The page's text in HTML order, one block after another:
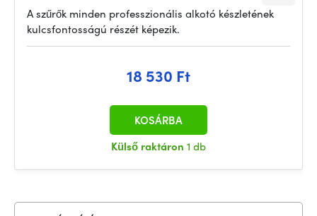
A szűrők minden professzionális alkotó készletének
kulcsfontosságú részét képezik.
18 530 Ft
Külső raktáron 1 db
KOSÁRBA